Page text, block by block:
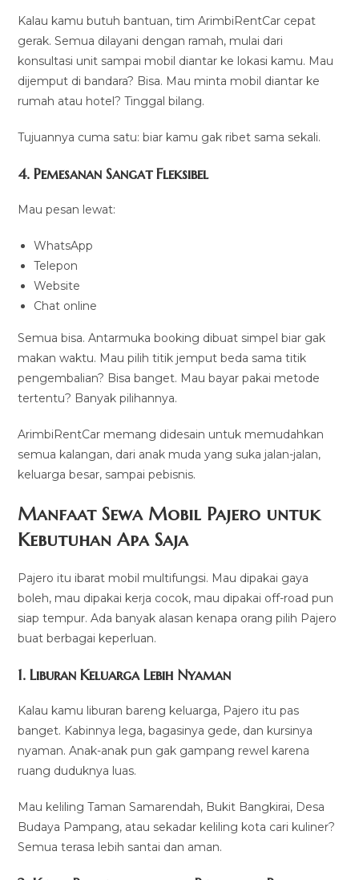
Kalau kamu butuh bantuan, tim ArimbiRentCar cepat
gerak. Semua dilayani dengan ramah, mulai dari
konsultasi unit sampai mobil diantar ke lokasi kamu. Mau
dijemput di bandara? Bisa. Mau minta mobil diantar ke
rumah atau hotel? Tinggal bilang.
Tujuannya cuma satu: biar kamu gak ribet sama sekali.
4. Pemesanan Sangat Fleksibel
Mau pesan lewat:
WhatsApp
Telepon
Website
Chat online
Semua bisa. Antarmuka booking dibuat simpel biar gak
makan waktu. Mau pilih titik jemput beda sama titik
pengembalian? Bisa banget. Mau bayar pakai metode
tertentu? Banyak pilihannya.
ArimbiRentCar memang didesain untuk memudahkan
semua kalangan, dari anak muda yang suka jalan-jalan,
keluarga besar, sampai pebisnis.
Manfaat Sewa Mobil Pajero untuk
Kebutuhan Apa Saja
Pajero itu ibarat mobil multifungsi. Mau dipakai gaya
boleh, mau dipakai kerja cocok, mau dipakai off-road pun
siap tempur. Ada banyak alasan kenapa orang pilih Pajero
buat berbagai keperluan.
1. Liburan Keluarga Lebih Nyaman
Kalau kamu liburan bareng keluarga, Pajero itu pas
banget. Kabinnya lega, bagasinya gede, dan kursinya
nyaman. Anak-anak pun gak gampang rewel karena
ruang duduknya luas.
Mau keliling Taman Samarendah, Bukit Bangkirai, Desa
Budaya Pampang, atau sekadar keliling kota cari kuliner?
Semua terasa lebih santai dan aman.